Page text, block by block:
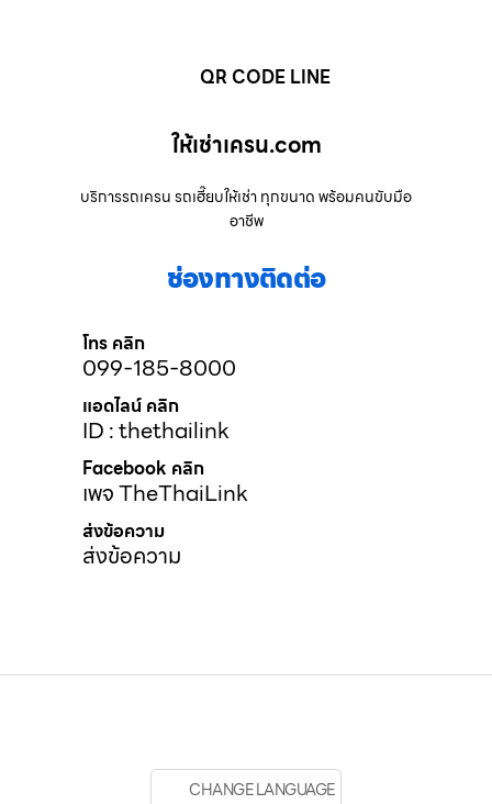
QR CODE LINE
ให้เช่าเครน.com
บริการรถเครน รถเฮี๊ยบให้เช่า ทุกขนาด พร้อมคนขับมือ
อาชีพ
ช่องทางติดต่อ
โทร คลิก
099-185-8000
แอดไลน์ คลิก
ID : thethailink
Facebook คลิก
เพจ TheThaiLink
ส่งข้อความ
ส่งข้อความ
CHANGE LANGUAGE